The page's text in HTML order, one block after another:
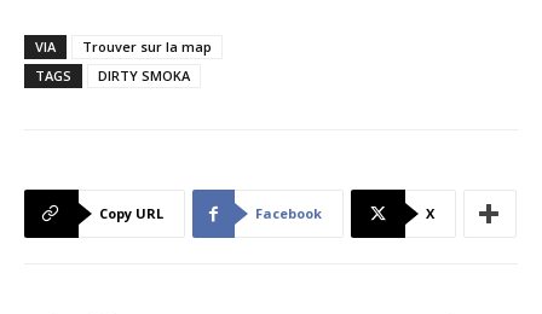
VIA
Trouver sur la map
TAGS
DIRTY SMOKA
Copy URL Facebook X